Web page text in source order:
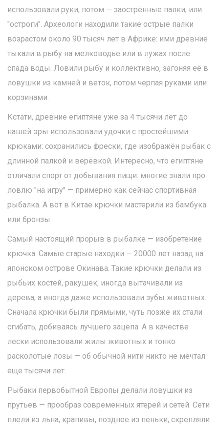
использовали руки, потом — заострённые палки, или
"остроги". Археологи находили такие острые палки
возрастом около 90 тысяч лет в Африке: ими древние
тыкали в рыбу на мелководье или в лужах после
спада воды. Ловили рыбу и коллективно, загоняя её в
ловушки из камней и веток, потом черпая руками или
корзинами.
Кстати, древние египтяне уже за 4 тысячи лет до
нашей эры использовали удочки с простейшими
крюками: сохранились фрески, где изображён рыбак с
длинной палкой и верёвкой. Интересно, что египтяне
отличали спорт от добывания пищи: многие знали про
ловлю "на игру" — примерно как сейчас спортивная
рыбалка. А вот в Китае крючки мастерили из бамбука
или бронзы.
Самый настоящий прорыв в рыбалке — изобретение
крючка. Самые старые находки — 20000 лет назад на
японском острове Окинава. Такие крючки делали из
рыбьих костей, ракушек, иногда вытачивали из
дерева, а иногда даже использовали зубы животных.
Сначала крючки были прямыми, чуть позже их стали
сгибать, добиваясь лучшего зацепа. А в качестве
лески использовали жилы животных и тонко
расколотые лозы — об обычной нити никто не мечтал
еще тысячи лет.
Рыбаки первобытной Европы делали ловушки из
прутьев — прообраз современных ятерей и сетей. Сети
плели из льна, крапивы, позднее из пеньки, скрепляли